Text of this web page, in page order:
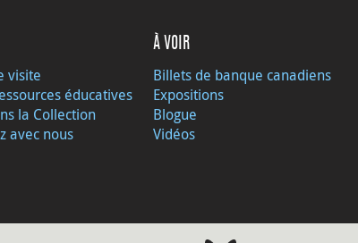
visite
éducatives
la Collection
avec nous
À VOIR
Billets de banque canadiens
Expositions
Blogue
Vidéos